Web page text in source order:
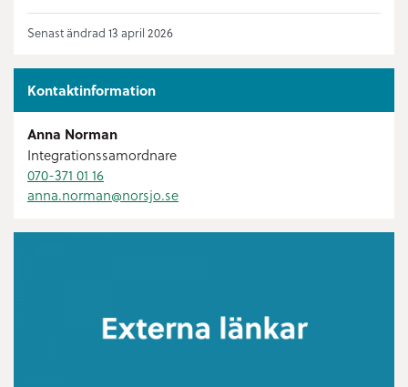
Senast ändrad 13 april 2026
Kontaktinformation
Anna Norman
Integrationssamordnare
070-371 01 16
anna.norman@norsjo.se